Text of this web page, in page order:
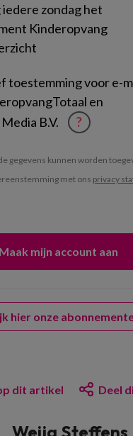
zondag het
Kinderopvang
toestemming voor e-
en
B.V.
?
gegevens kunnen worden
met ons privacy
hier onze
dit artikel Deel
Weija Steffens